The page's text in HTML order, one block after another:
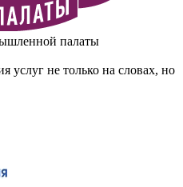
палаты
услуг не только на словах, но